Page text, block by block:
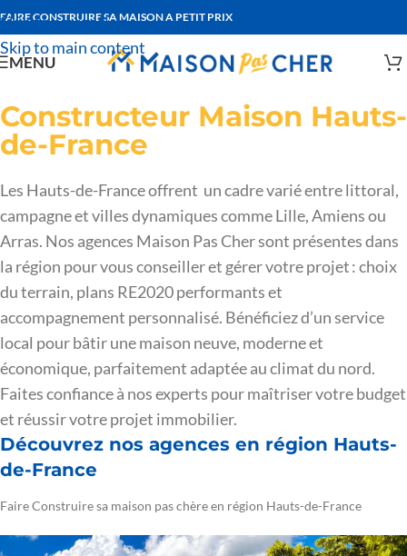
Skip to navigation
Skip to main content
FAIRE CONSTRUIRE SA MAISON A PETIT PRIX
MENU
Constructeur Maison Hauts-
de-France
Les Hauts-de-France offrent un cadre varié entre littoral,
campagne et villes dynamiques comme Lille, Amiens ou
Arras. Nos agences Maison Pas Cher sont présentes dans
la région pour vous conseiller et gérer votre projet : choix
du terrain, plans RE2020 performants et
accompagnement personnalisé. Bénéficiez d’un service
local pour bâtir une maison neuve, moderne et
économique, parfaitement adaptée au climat du nord.
Faites confiance à nos experts pour maîtriser votre budget
et réussir votre projet immobilier.
Découvrez nos agences en région Hauts-
de-France
Faire Construire sa maison pas chère en région Hauts-de-France